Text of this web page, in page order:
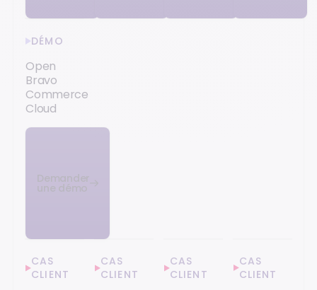
DÉMO
Open
Bravo
Commerce
Cloud
Demander
une démo
CAS
CLIENT
CAS
CLIENT
CAS
CLIENT
CAS
CLIENT